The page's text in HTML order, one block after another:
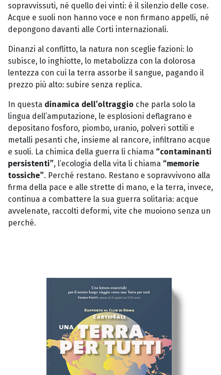
sopravvissuti, né quello dei vinti: è il silenzio delle cose.
Acque e suoli non hanno voce e non firmano appelli, né
depongono davanti alle Corti internazionali.
Dinanzi al conflitto, la natura non sceglie fazioni: lo
subisce, lo inghiotte, lo metabolizza con la dolorosa
lentezza con cui la terra assorbe il sangue, pagando il
prezzo più alto: subire senza replica.
In questa dinamica dell’oltraggio che parla solo la
lingua dell’amputazione, le esplosioni deflagrano e
depositano fosforo, piombo, uranio, polveri sottili e
metalli pesanti che, insieme al rancore, infiltrano acque
e suoli. La chimica della guerra li chiama “contaminanti
persistenti”, l’ecologia della vita li chiama “memorie
tossiche”. Perché restano. Restano e sopravvivono alla
firma della pace e alle strette di mano, e la terra, invece,
continua a combattere la sua guerra solitaria: acque
avvelenate, raccolti deformi, vite che muoiono senza un
perché.